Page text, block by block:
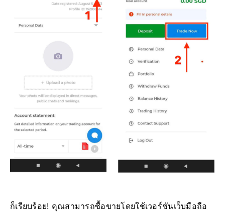
ก็เรียบร้อย! คุณสามารถซื้อขายโดยใช้เวอร์ชันเว็บมือถือ